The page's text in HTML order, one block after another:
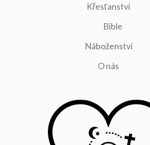
Křesťanství
Bible
Náboženství
O nás